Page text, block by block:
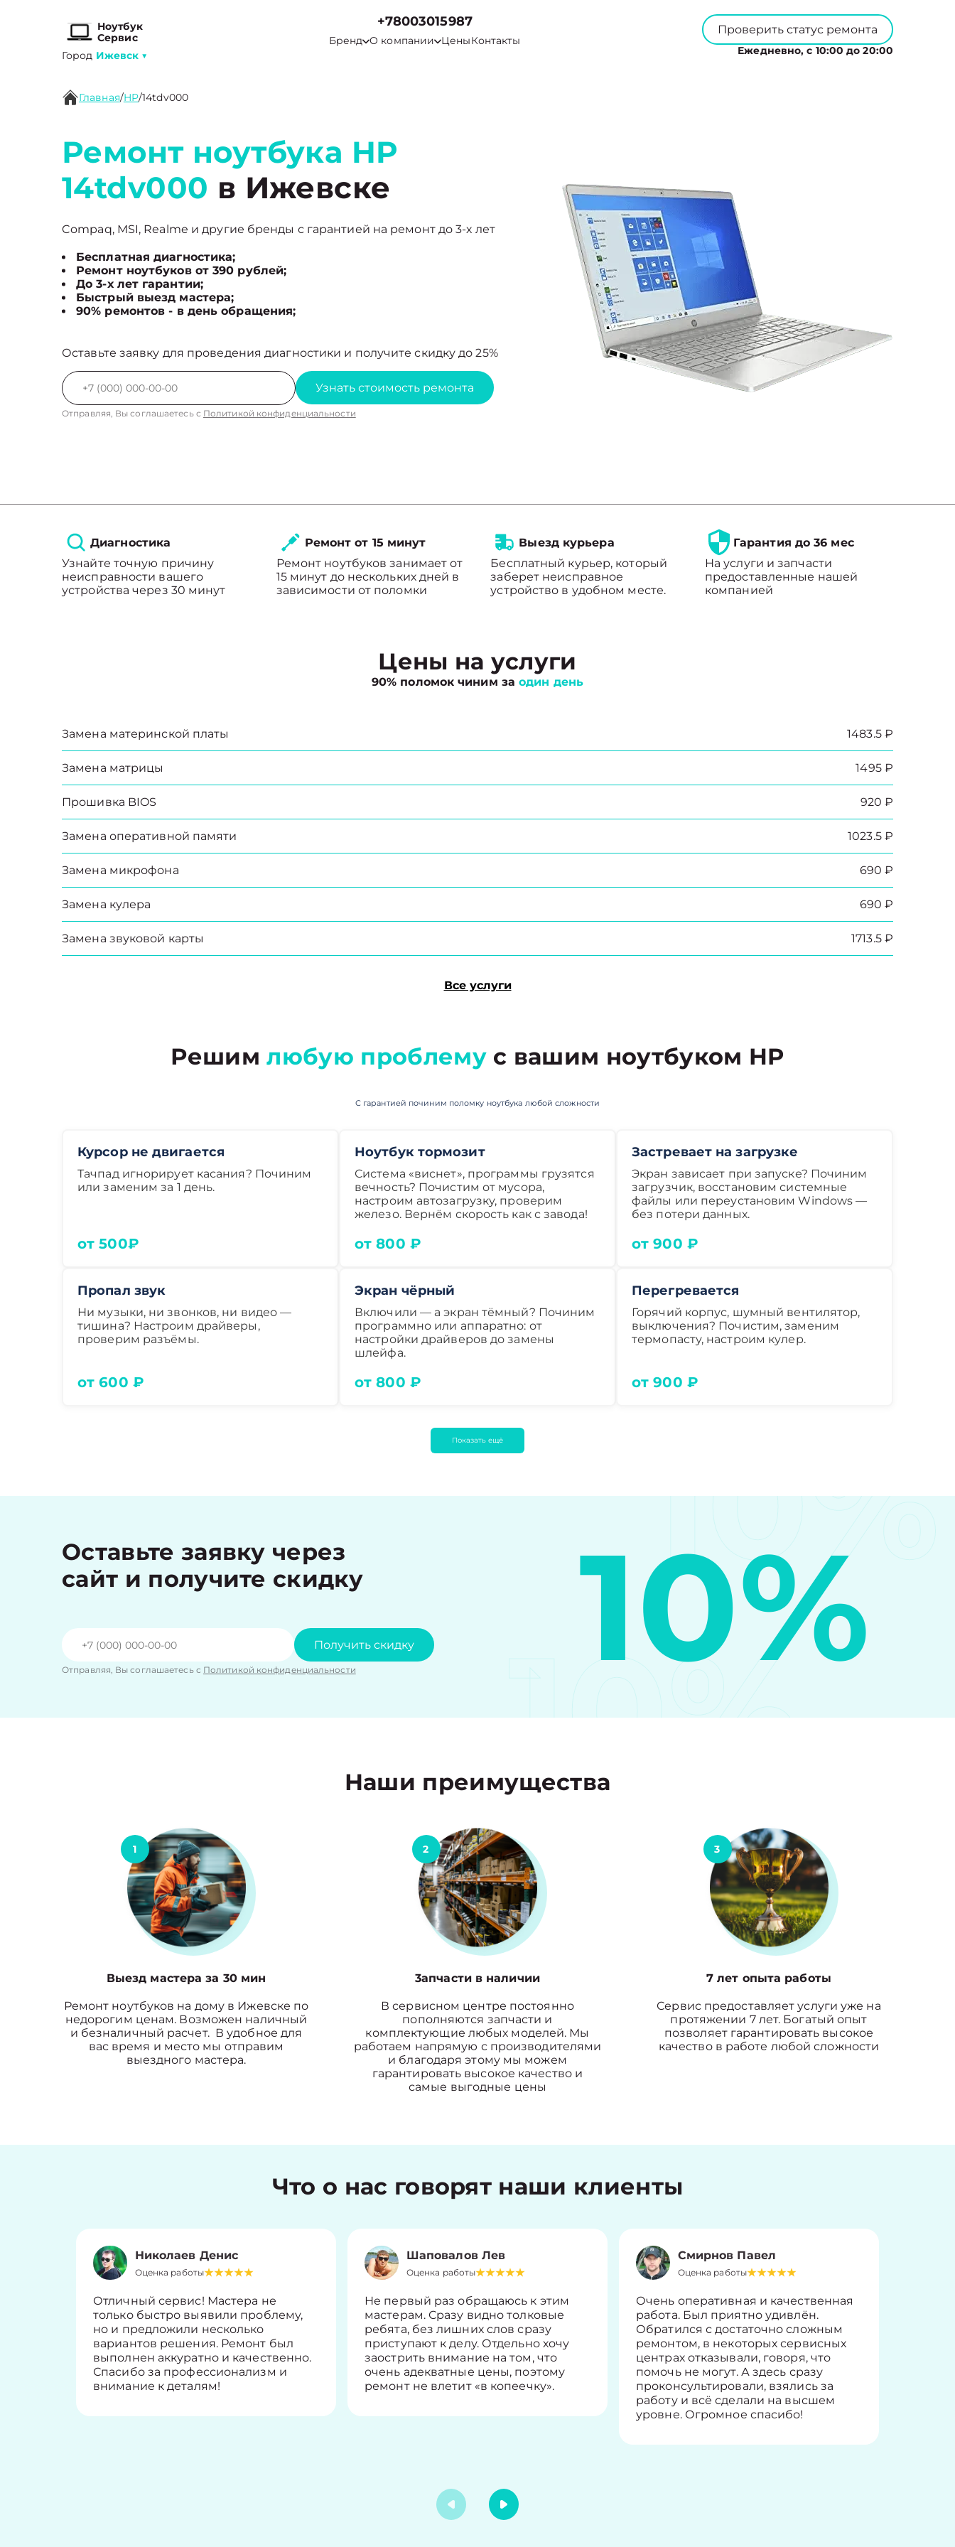
Ноутбук
Сервис
Город Ижевск ▼
+78003015987
Бренд О компании ЦеныКонтакты
Проверить статус ремонта
Ежедневно, с 10:00 до 20:00
Главная/HP/14tdv000
Ремонт ноутбука HP
14tdv000 в Ижевске
Compaq, MSI, Realme и другие бренды с гарантией на ремонт до 3-х лет
Бесплатная диагностика;
Ремонт ноутбуков от 390 рублей;
До 3-х лет гарантии;
Быстрый выезд мастера;
90% ремонтов - в день обращения;
Оставьте заявку для проведения диагностики и получите скидку до 25%
Узнать стоимость ремонта
Отправляя, Вы соглашаетесь с Политикой конфиденциальности
Диагностика
Узнайте точную причину
неисправности вашего
устройства через 30 минут
Ремонт от 15 минут
Ремонт ноутбуков занимает от
15 минут до нескольких дней в
зависимости от поломки
Выезд курьера
Бесплатный курьер, который
заберет неисправное
устройство в удобном месте.
Гарантия до 36 мес
На услуги и запчасти
предоставленные нашей
компанией
Цены на услуги
90% поломок чиним заодин день
Замена материнской платы 1483.5 ₽
Замена матрицы 1495 ₽
Прошивка BIOS 920 ₽
Замена оперативной памяти 1023.5 ₽
Замена микрофона 690 ₽
Замена кулера 690 ₽
Замена звуковой карты 1713.5 ₽
Все услуги
Решимлюбую проблемус вашим ноутбуком HP
С гарантией починим поломку ноутбука любой сложности
Курсор не двигается
Тачпад игнорирует касания? Починим
или заменим за 1 день.
от 500₽
Ноутбук тормозит
Система «виснет», программы грузятся
вечность? Почистим от мусора,
настроим автозагрузку, проверим
железо. Вернём скорость как с завода!
от 800 ₽
Застревает на загрузке
Экран зависает при запуске? Починим
загрузчик, восстановим системные
файлы или переустановим Windows —
без потери данных.
от 900 ₽
Пропал звук
Ни музыки, ни звонков, ни видео —
тишина? Настроим драйверы,
проверим разъёмы.
от 600 ₽
Экран чёрный
Включили — а экран тёмный? Починим
программно или аппаратно: от
настройки драйверов до замены
шлейфа.
от 800 ₽
Перегревается
Горячий корпус, шумный вентилятор,
выключения? Почистим, заменим
термопасту, настроим кулер.
от 900 ₽
Показать ещё
Оставьте заявку через
сайт и получите скидку
Получить скидку
Отправляя, Вы соглашаетесь с Политикой конфиденциальности 10%
10%
10%
Наши преимущества
1
Выезд мастера за 30 мин
Ремонт ноутбуков на дому в Ижевске по
недорогим ценам. Возможен наличный
и безналичный расчет. В удобное для
вас время и место мы отправим
выездного мастера.
2
3апчасти в наличии
В сервисном центре постоянно
пополняются запчасти и
комплектующие любых моделей. Мы
работаем напрямую с производителями
и благодаря этому мы можем
гарантировать высокое качество и
самые выгодные цены
3
7 лет опыта работы
Сервис предоставляет услуги уже на
протяжении 7 лет. Богатый опыт
позволяет гарантировать высокое
качество в работе любой сложности
Что о нас говорят наши клиенты
Николаев Денис
Оценка работы
Отличный сервис! Мастера не
только быстро выявили проблему,
но и предложили несколько
вариантов решения. Ремонт был
выполнен аккуратно и качественно.
Спасибо за профессионализм и
внимание к деталям!
Шаповалов Лев
Оценка работы
Не первый раз обращаюсь к этим
мастерам. Сразу видно толковые
ребята, без лишних слов сразу
приступают к делу. Отдельно хочу
заострить внимание на том, что
очень адекватные цены, поэтому
ремонт не влетит «в копеечку».
Смирнов Павел
Оценка работы
Очень оперативная и качественная
работа. Был приятно удивлён.
Обратился с достаточно сложным
ремонтом, в некоторых сервисных
центрах отказывали, говоря, что
помочь не могут. А здесь сразу
проконсультировали, взялись за
работу и всё сделали на высшем
уровне. Огромное спасибо!